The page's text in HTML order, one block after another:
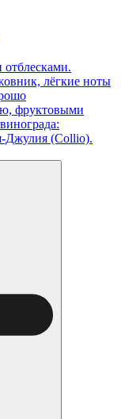
лёгкие ноты
фруктовыми
Джулия (Collio).